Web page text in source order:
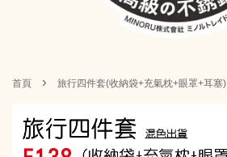
首頁 › 旅行四件套(收納袋+充氣枕+眼罩+耳塞)